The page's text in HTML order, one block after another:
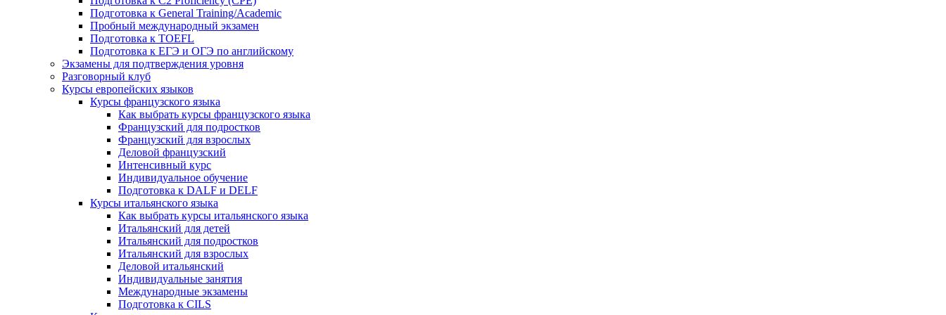
Подготовка к General Training/Academic
Пробный международный экзамен
Подготовка к TOEFL
Подготовка к ЕГЭ и ОГЭ по английскому
Экзамены для подтверждения уровня
Разговорный клуб
Курсы европейских языков
Курсы французского языка
Как выбрать курсы французского языка
Французский для подростков
Французский для взрослых
Деловой французский
Интенсивный курс
Индивидуальное обучение
Подготовка к DALF и DELF
Курсы итальянского языка
Как выбрать курсы итальянского языка
Итальянский для детей
Итальянский для подростков
Итальянский для взрослых
Деловой итальянский
Индивидуальные занятия
Международные экзамены
Подготовка к CILS